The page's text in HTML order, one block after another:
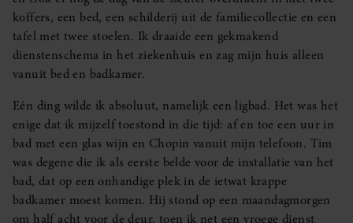
koffers, een bed, een schilderij uit de familiecollectie en een
tafel met twee stoelen. Ik draaide een gekmakend
dienstenschema in het ziekenhuis en zag mijn huis alleen
vanuit bed en badkamer.
Eén ding wilde ik absoluut, namelijk een ligbad. Het was het
enige dat ik mijzelf toestond in die tijd: af en toe een uur in
bad met een glas wijn en Chopin vanuit mijn telefoon. Tim
was degene die ik als eerste belde voor de installatie van het
bad, dat op een onhandige plek in de ietwat krappe
badkamer moest komen. Hij stond op een maandagmorgen
om half acht voor de deur, toen ik net een vroege dienst